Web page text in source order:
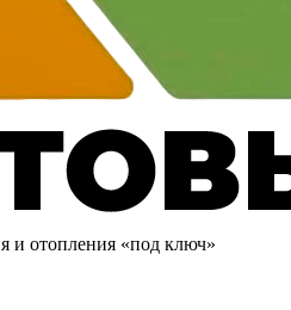
и отопления «под ключ»